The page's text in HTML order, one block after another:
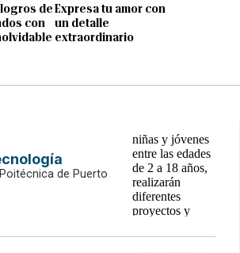
de
con
Expresa tu amor con
un detalle
extraordinario
de Puerto